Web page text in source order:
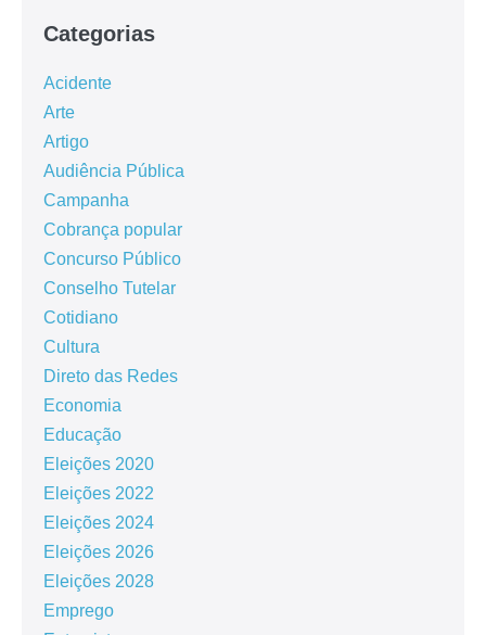
Categorias
Acidente
Arte
Artigo
Audiência Pública
Campanha
Cobrança popular
Concurso Público
Conselho Tutelar
Cotidiano
Cultura
Direto das Redes
Economia
Educação
Eleições 2020
Eleições 2022
Eleições 2024
Eleições 2026
Eleições 2028
Emprego